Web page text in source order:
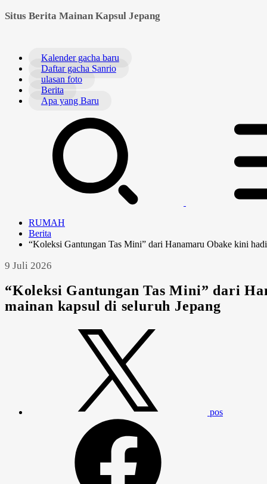
Situs Berita Mainan Kapsul Jepang
Kalender gacha baru
Daftar gacha Sanrio
ulasan foto
Berita
Apa yang Baru
RUMAH
Berita
“Koleksi Gantungan Tas Mini” dari Hanamaru Obake kini
9 Juli 2026
“Koleksi Gantungan Tas Mini” dari
mainan kapsul di seluruh Jepang
pos